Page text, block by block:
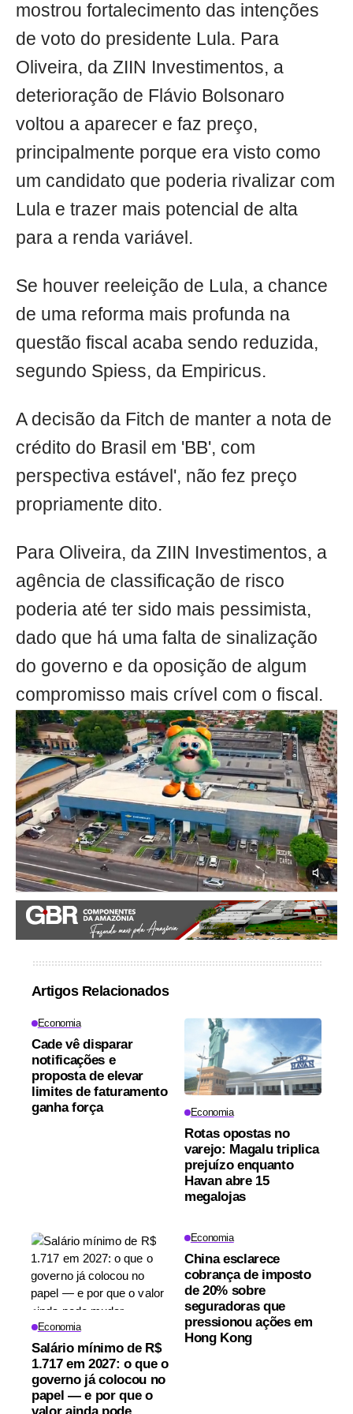
mostrou fortalecimento das intenções
de voto do presidente Lula. Para
Oliveira, da ZIIN Investimentos, a
deterioração de Flávio Bolsonaro
voltou a aparecer e faz preço,
principalmente porque era visto como
um candidato que poderia rivalizar com
Lula e trazer mais potencial de alta
para a renda variável.
Se houver reeleição de Lula, a chance
de uma reforma mais profunda na
questão fiscal acaba sendo reduzida,
segundo Spiess, da Empiricus.
A decisão da Fitch de manter a nota de
crédito do Brasil em 'BB', com
perspectiva estável', não fez preço
propriamente dito.
Para Oliveira, da ZIIN Investimentos, a
agência de classificação de risco
poderia até ter sido mais pessimista,
dado que há uma falta de sinalização
do governo e da oposição de algum
compromisso mais crível com o fiscal.
Artigos Relacionados
Economia
Cade vê disparar
notificações e
proposta de elevar
limites de faturamento
ganha força
Economia
Rotas opostas no
varejo: Magalu triplica
prejuízo enquanto
Havan abre 15
megalojas
Economia
Salário mínimo de R$
1.717 em 2027: o que o
governo já colocou no
papel — e por que o
Economia
China esclarece
cobrança de imposto
de 20% sobre
seguradoras que
pressionou ações em
Hong Kong